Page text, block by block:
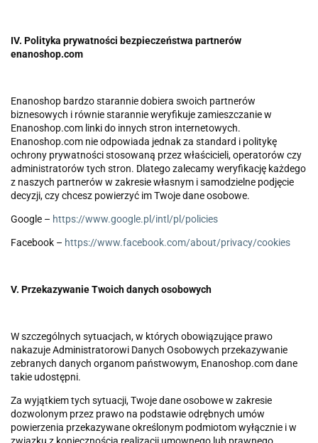
IV. Polityka prywatności bezpieczeństwa partnerów
enanoshop.com
Enanoshop bardzo starannie dobiera swoich partnerów
biznesowych i równie starannie weryfikuje zamieszczanie w
Enanoshop.com linki do innych stron internetowych.
Enanoshop.com nie odpowiada jednak za standard i politykę
ochrony prywatności stosowaną przez właścicieli, operatorów czy
administratorów tych stron. Dlatego zalecamy weryfikację każdego
z naszych partnerów w zakresie własnym i samodzielne podjęcie
decyzji, czy chcesz powierzyć im Twoje dane osobowe.
Google – https://www.google.pl/intl/pl/policies
Facebook – https://www.facebook.com/about/privacy/cookies
V. Przekazywanie Twoich danych osobowych
W szczególnych sytuacjach, w których obowiązujące prawo
nakazuje Administratorowi Danych Osobowych przekazywanie
zebranych danych organom państwowym, Enanoshop.com dane
takie udostępni.
Za wyjątkiem tych sytuacji, Twoje dane osobowe w zakresie
dozwolonym przez prawo na podstawie odrębnych umów
powierzenia przekazywane określonym podmiotom wyłącznie i w